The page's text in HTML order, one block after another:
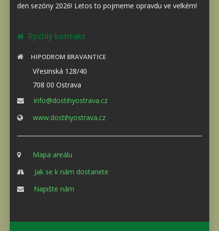
den sezóny 2026! Letos to pojmeme opravdu ve velkém!
Rychlý kontakt
HIPODROM BRAVANTICE
Vřesinská 128/40
708 00 Ostrava
info@dostihyostrava.cz
www.dostihyostrava.cz
Mapa areálu
Jak se k nám dostanete
Napište nám